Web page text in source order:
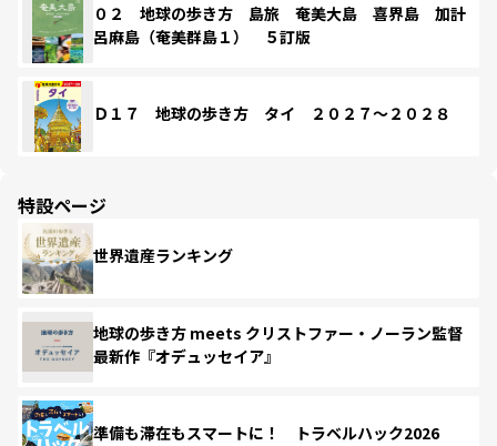
０２ 地球の歩き方 島旅 奄美大島 喜界島 加計
呂麻島（奄美群島１） ５訂版
Ｄ１７ 地球の歩き方 タイ ２０２７～２０２８
特設ページ
世界遺産ランキング
地球の歩き方 meets クリストファー・ノーラン監督
最新作『オデュッセイア』
準備も滞在もスマートに！ トラベルハック2026